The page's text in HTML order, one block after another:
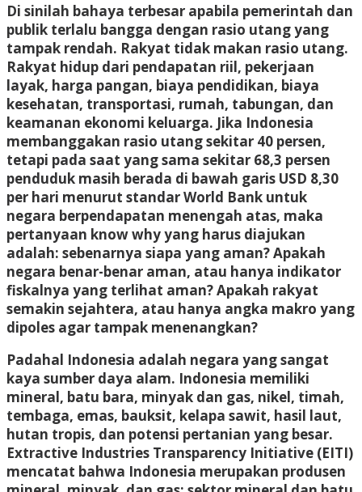
Di sinilah bahaya terbesar apabila pemerintah dan
publik terlalu bangga dengan rasio utang yang
tampak rendah. Rakyat tidak makan rasio utang.
Rakyat hidup dari pendapatan riil, pekerjaan
layak, harga pangan, biaya pendidikan, biaya
kesehatan, transportasi, rumah, tabungan, dan
keamanan ekonomi keluarga. Jika Indonesia
membanggakan rasio utang sekitar 40 persen,
tetapi pada saat yang sama sekitar 68,3 persen
penduduk masih berada di bawah garis USD 8,30
per hari menurut standar World Bank untuk
negara berpendapatan menengah atas, maka
pertanyaan know why yang harus diajukan
adalah: sebenarnya siapa yang aman? Apakah
negara benar-benar aman, atau hanya indikator
fiskalnya yang terlihat aman? Apakah rakyat
semakin sejahtera, atau hanya angka makro yang
dipoles agar tampak menenangkan?
Padahal Indonesia adalah negara yang sangat
kaya sumber daya alam. Indonesia memiliki
mineral, batu bara, minyak dan gas, nikel, timah,
tembaga, emas, bauksit, kelapa sawit, hasil laut,
hutan tropis, dan potensi pertanian yang besar.
Extractive Industries Transparency Initiative (EITI)
mencatat bahwa Indonesia merupakan produsen